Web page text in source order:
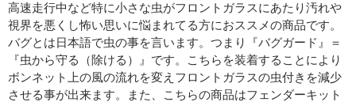
高速走行中など特に小さな虫がフロントガラスにあたり汚れや
視界を悪くし怖い思いに悩まれてる方におススメの商品です。
バグとは日本語で虫の事を言います。つまり『バグガード』＝
『虫から守る（除ける）』です。こちらを装着することにより
ボンネット上の風の流れを変えフロントガラスの虫付きを減少
させる事が出来ます。また、こちらの商品はフェンダーキット